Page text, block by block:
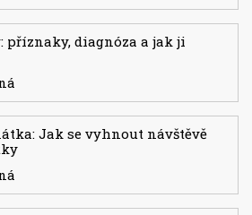
příznaky, diagnóza a jak ji
Jak se vyhnout návštěvě